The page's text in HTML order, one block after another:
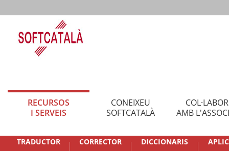
RECURSOS
I SERVEIS
CONEIXEU
SOFTCATALÀ
AMB
TRADUCTOR CORRECTOR DICCIONARIS